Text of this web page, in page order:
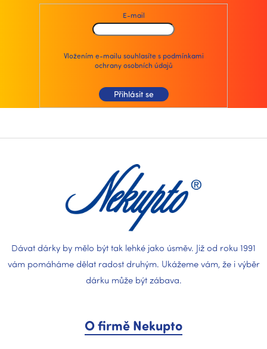
E-mail
Vložením e-mailu souhlasíte spodmínkami
ochrany osobních údajů
Přihlásit se
á
Dávat dárky by mělo být tak lehké jako úsměv. Již od roku 1991
vám pomáháme dělat radost druhým. Ukážeme vám, že i výběr
dárku může být zábava.
O firmě Nekupto